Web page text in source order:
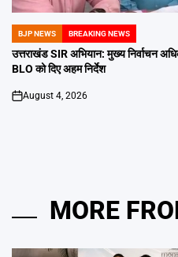
POSTED
IN
BJP NEWS BREAKING NEWS
उत्तराखंड SIR अभियान: मुख्य निर्वाचन
BLO को दिए अहम निर्देश
on
August 4, 2026
MORE